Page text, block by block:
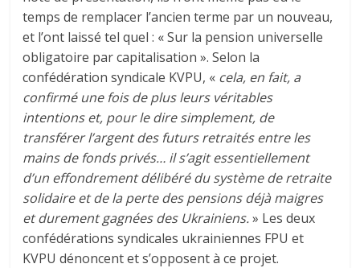
temps de remplacer l’ancien terme par un nouveau,
et l’ont laissé tel quel : « Sur la pension universelle
obligatoire par capitalisation ». Selon la
confédération syndicale KVPU, « cela, en fait, a
confirmé une fois de plus leurs véritables
intentions et, pour le dire simplement, de
transférer l’argent des futurs retraités entre les
mains de fonds privés… il s’agit essentiellement
d’un effondrement délibéré du système de retraite
solidaire et de la perte des pensions déjà maigres
et durement gagnées des Ukrainiens.» Les deux
confédérations syndicales ukrainiennes FPU et
KVPU dénoncent et s’opposent à ce projet.